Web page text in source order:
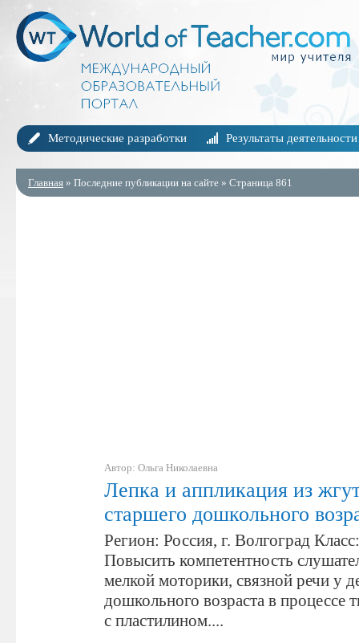
Методические разработки Результаты деятельности
Главная » Последние публикации на сайте » Страница 861
Автор: Ольга Николаевна
Лепка и аппликация из
старшего дошкольного
Регион: Россия, г. Волгоград
Повысить компетентность
мелкой моторики, связной речи у
дошкольного возраста в процессе
с пластилином....